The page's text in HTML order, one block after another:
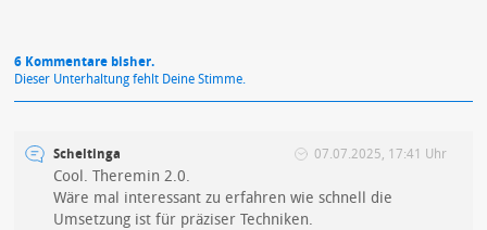
6 Kommentare bisher.
Dieser Unterhaltung fehlt Deine Stimme.
Scheltinga 07.07.2025, 17:41 Uhr
Cool. Theremin 2.0.
Wäre mal interessant zu erfahren wie schnell die
Umsetzung ist für präziser Techniken.